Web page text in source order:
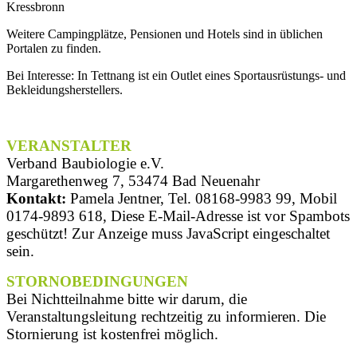
Kressbronn
Weitere Campingplätze, Pensionen und Hotels sind in üblichen
Portalen zu finden.
Bei Interesse: In Tettnang ist ein Outlet eines Sportausrüstungs- und
Bekleidungsherstellers.
VERANSTALTER
Verband Baubiologie e.V.
Margarethenweg 7, 53474 Bad Neuenahr
Kontakt: Pamela Jentner, Tel. 08168-9983 99, Mobil
0174-9893 618, Diese E-Mail-Adresse ist vor Spambots
geschützt! Zur Anzeige muss JavaScript eingeschaltet
sein.
STORNOBEDINGUNGEN
Bei Nichtteilnahme bitte wir darum, die
Veranstaltungsleitung rechtzeitig zu informieren. Die
Stornierung ist kostenfrei möglich.